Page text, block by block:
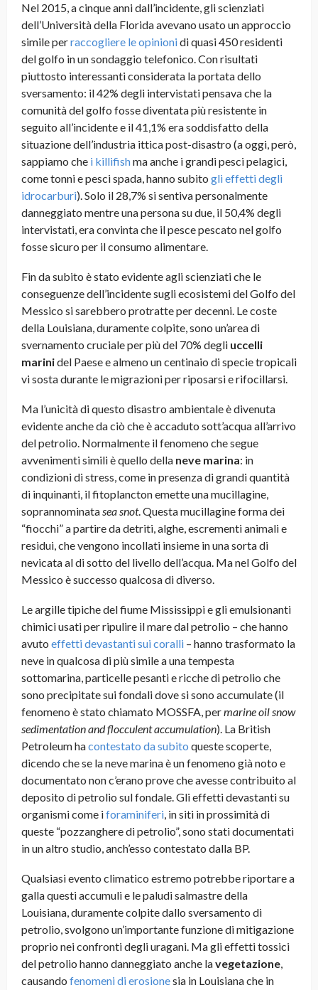
Nel 2015, a cinque anni dall’incidente, gli scienziati
dell’Università della Florida avevano usato un approccio
simile perraccogliere le opinionidi quasi 450 residenti
del golfo in un sondaggio telefonico. Con risultati
piuttosto interessanti considerata la portata dello
sversamento: il 42% degli intervistati pensava che la
comunità del golfo fosse diventata più resistente in
seguito all’incidente e il 41,1% era soddisfatto della
situazione dell’industria ittica post-disastro (a oggi, però,
sappiamo che i killifishma anche i grandi pesci pelagici,
come tonni e pesci spada, hanno subito gli effetti degli
idrocarburi). Solo il 28,7% si sentiva personalmente
danneggiato mentre una persona su due, il 50,4% degli
intervistati, era convinta che il pesce pescato nel golfo
fosse sicuro per il consumo alimentare.
Fin da subito è stato evidente agli scienziati che le
conseguenze dell’incidente sugli ecosistemi del Golfo del
Messico si sarebbero protratte per decenni. Le coste
della Louisiana, duramente colpite, sono un’area di
svernamento cruciale per più del 70% degli uccelli
marinidel Paese e almeno un centinaio di specie tropicali
vi sosta durante le migrazioni per riposarsi e rifocillarsi.
Ma l’unicità di questo disastro ambientale è divenuta
evidente anche da ciò che è accaduto sott’acqua all’arrivo
del petrolio. Normalmente il fenomeno che segue
avvenimenti simili è quello della neve marina: in
condizioni di stress, come in presenza di grandi quantità
di inquinanti, il fitoplancton emette una mucillagine,
soprannominatasea snot. Questa mucillagine forma dei
“fiocchi” a partire da detriti, alghe, escrementi animali e
residui, che vengono incollati insieme in una sorta di
nevicata al di sotto del livello dell’acqua. Ma nel Golfo del
Messico è successo qualcosa di diverso.
Le argille tipiche del fiume Mississippi e gli emulsionanti
chimici usati per ripulire il mare dal petrolio – che hanno
avuto effetti devastanti sui coralli – hanno trasformato la
neve in qualcosa di più simile a una tempesta
sottomarina, particelle pesanti e ricche di petrolio che
sono precipitate sui fondali dove si sono accumulate (il
fenomeno è stato chiamato MOSSFA, permarine oil snow
sedimentation and flocculent accumulation). La British
Petroleum hacontestato da subito queste scoperte,
dicendo che se la neve marina è un fenomeno già noto e
documentato non c’erano prove che avesse contribuito al
deposito di petrolio sul fondale. Gli effetti devastanti su
organismi come iforaminiferi, in siti in prossimità di
queste “pozzanghere di petrolio”, sono stati documentati
in un altro studio, anch’esso contestato dalla BP.
Qualsiasi evento climatico estremo potrebbe riportare a
galla questi accumuli e le paludi salmastre della
Louisiana, duramente colpite dallo sversamento di
petrolio, svolgono un’importante funzione di mitigazione
proprio nei confronti degli uragani. Ma gli effetti tossici
del petrolio hanno danneggiato anche lavegetazione,
causando fenomeni di erosionesia in Louisiana che in